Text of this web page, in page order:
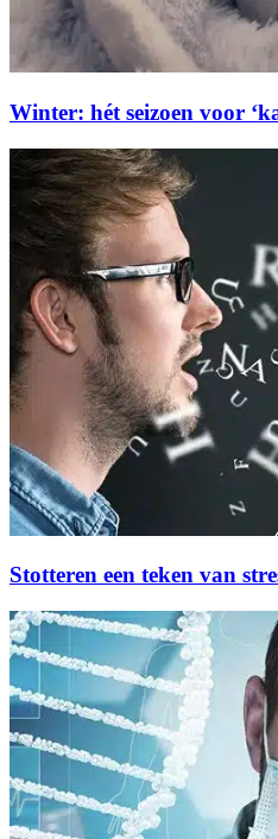
Winter: hét seizoen voor
Stotteren een teken van